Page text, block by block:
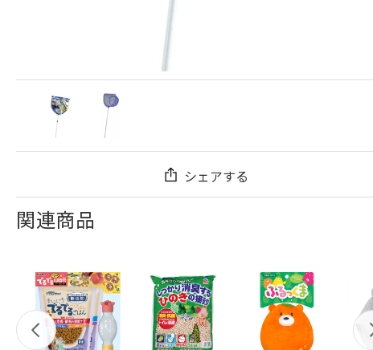
シェアする
関連商品